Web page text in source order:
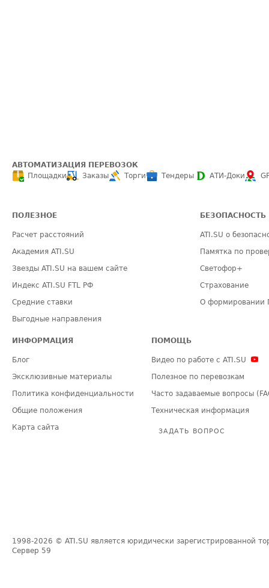
АВТОМАТИЗАЦИЯ ПЕРЕВОЗОК
Площадки
Заказы Торги Тендеры АТИ-Доки
ПОЛЕЗНОЕ
Расчет расстояний
Академия ATI.SU
Звезды ATI.SU на вашем сайте
Индекс ATI.SU FTL РФ
Средние ставки
Выгодные направления
БЕЗОПАСНОСТЬ
ATI.SU о
Памятка по
Светофор+
Страхование
О формировании
ИНФОРМАЦИЯ
Блог
Эксклюзивные материалы
Политика конфиденциальности
Общие положения
Карта сайта
ПОМОЩЬ
Видео по работе с ATI.SU
Полезное по перевозкам
Часто задаваемые вопросы
Техническая информация
ЗАДАТЬ ВОПРОС
1998-2026 © ATI.SU является юридически зарегистрированной
Сервер 59